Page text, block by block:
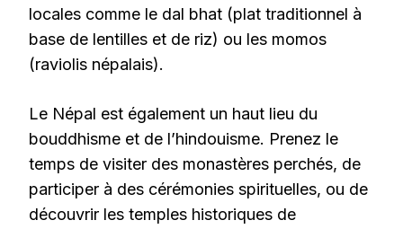
locales comme le dal bhat (plat traditionnel à
base de lentilles et de riz) ou les momos
(raviolis népalais).
Le Népal est également un haut lieu du
bouddhisme et de l’hindouisme. Prenez le
temps de visiter des monastères perchés, de
participer à des cérémonies spirituelles, ou de
découvrir les temples historiques de